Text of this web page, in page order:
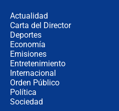
Actualidad
Carta del Director
Deportes
Economía
Emisiones
Entretenimiento
Internacional
Orden Público
Política
Sociedad